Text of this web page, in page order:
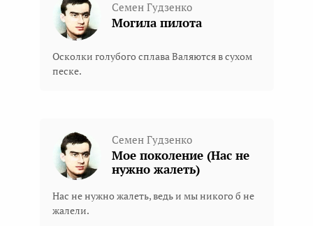
Семен Гудзенко
Могила пилота
Осколки голубого сплава Валяются в сухом
песке.
Семен Гудзенко
Мое поколение (Нас не
нужно жалеть)
Нас не нужно жалеть, ведь и мы никого б не
жалели.